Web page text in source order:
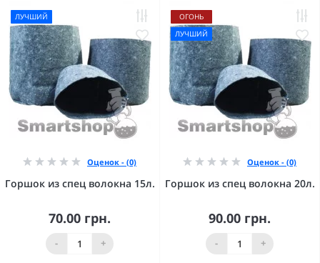
ЛУЧШИЙ
Оценок - (0)
Горшок из спец волокна 15л.
70.00 грн.
- +
ОГОНЬ
ЛУЧШИЙ
Оценок - (0)
Горшок из спец волокна 20л.
90.00 грн.
- +